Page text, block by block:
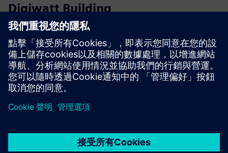
Digiwatt Building
Digiwatt Building 是基於雲的 BEMS，使用 AI 和 NILM 來監
控、分析和優化建築物的能源使用，從而減少浪費、降低成
本並支持 ESG 目標。
深入了解